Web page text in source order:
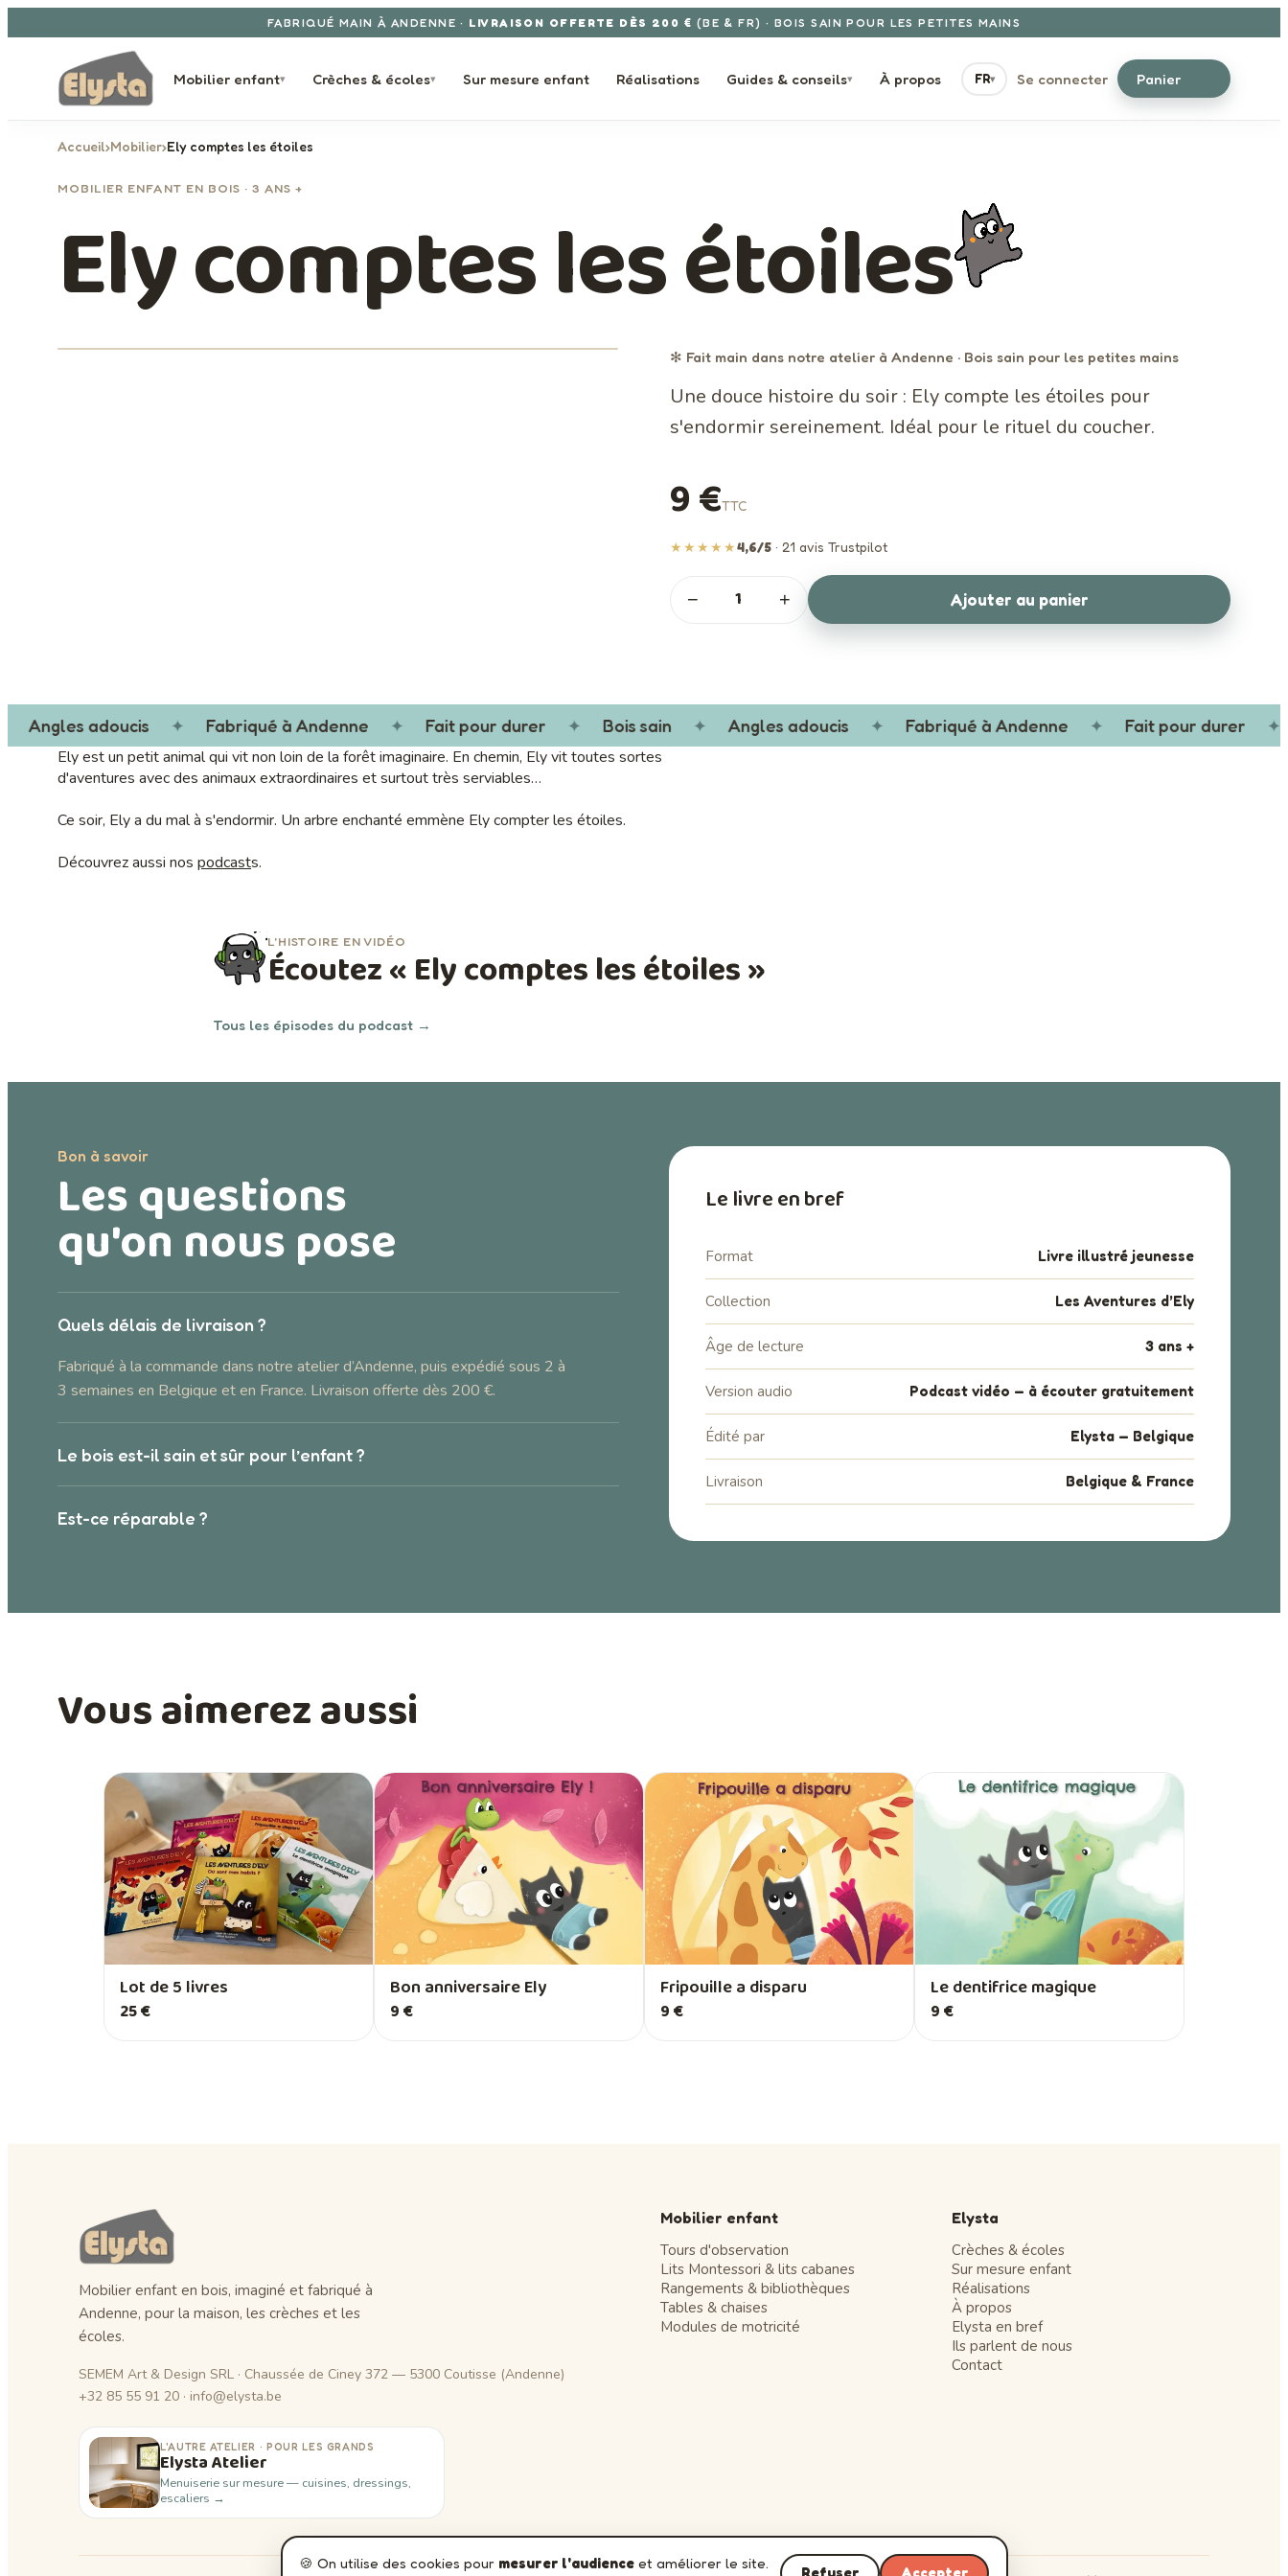
FABRIQUÉ MAIN À ANDENNE · LIVRAISON OFFERTE DÈS 200 € (BE & FR) · BOIS SAIN POUR LES PETITES MAINS
Mobilier enfant▾ Crèches & écoles▾ Sur mesure enfant Réalisations Guides & conseils▾ À propos FR▾ Se connecter Panier
Accueil›Mobilier›Ely comptes les étoiles
MOBILIER ENFANT EN BOIS · 3 ANS +
Ely comptes les étoiles
· FABRIQUÉ EN BELGIQUE · ELYSTA
9€
TVAC
✻ Fait main dans notre atelier à Andenne · Bois sain pour les petites mains
Une douce histoire du soir : Ely compte les étoiles pour
s'endormir sereinement. Idéal pour le rituel du coucher.
9 €TTC
★★★★★4,6/5· 21 avis Trustpilot
− + Ajouter au panier
Angles adoucis Fabriqué à Andenne Fait pour durer Bois sain Angles adoucis Fabriqué à Andenne Fait pour durer
Ely est un petit animal qui vit non loin de la forêt imaginaire. En chemin, Ely vit toutes sortes
d'aventures avec des animaux extraordinaires et surtout très serviables…
Ce soir, Ely a du mal à s'endormir. Un arbre enchanté emmène Ely compter les étoiles.
Découvrez aussi nos podcasts.
L'HISTOIRE EN VIDÉO
Écoutez « Ely comptes les étoiles »
Tous les épisodes du podcast →
Bon à savoir
Les questions
qu'on nous pose
Quels délais de livraison ?
Fabriqué à la commande dans notre atelier d’Andenne, puis expédié sous 2 à
3 semaines en Belgique et en France. Livraison offerte dès 200 €.
Le bois est-il sain et sûr pour l’enfant ?
Est-ce réparable ?
Le livre en bref
Format Livre illustré jeunesse
Collection Les Aventures d’Ely
Âge de lecture 3 ans +
Version audio Podcast vidéo — à écouter gratuitement
Édité par Elysta — Belgique
Livraison Belgique & France
Vous aimerez aussi
Lot de 5 livres
25 €
Bon anniversaire Ely
9 €
Fripouille a disparu
9 €
Le dentifrice magique
9 €
Mobilier enfant en bois, imaginé et fabriqué à
Andenne, pour la maison, les crèches et les
écoles.
SEMEM Art & Design SRL · Chaussée de Ciney 372 — 5300 Coutisse (Andenne)
+32 85 55 91 20 · info@elysta.be
L'AUTRE ATELIER · POUR LES GRANDS
Elysta Atelier
Menuiserie sur mesure — cuisines, dressings,
escaliers →
Mobilier enfant
Tours d'observation
Lits Montessori & lits cabanes
Rangements & bibliothèques
Tables & chaises
Modules de motricité
Elysta
Crèches & écoles
Sur mesure enfant
Réalisations
À propos
Elysta en bref
Ils parlent de nous
Contact
🍪 On utilise des cookies pour mesurer l'audience et améliorer le site.
Refuser Accepter